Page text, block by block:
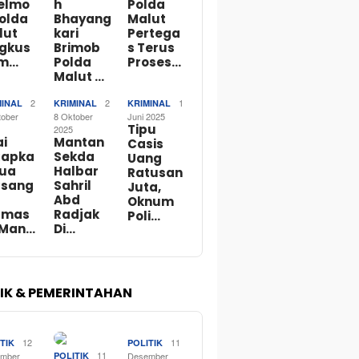
h
Bhayang
kari
Brimob
Polda
Malut …
Polda
Malut
Pertega
s Terus
Proses…
2
KRIMINAL
2
8 Oktober
2025
Mantan
Sekda
Halbar
Sahril
Abd
Radjak
Di…
KRIMINAL
1
Juni 2025
Tipu
Casis
Uang
Ratusan
Juta,
Oknum
Poli…
& PEMERINTAHAN
12
POLITIK
11
POLITIK
11
Desember